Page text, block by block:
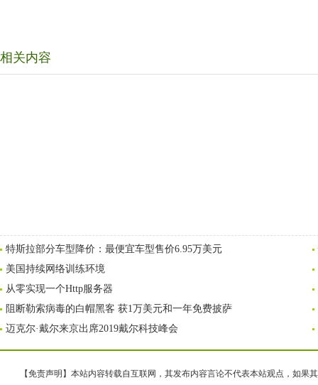
相关内容
特斯拉部分车型降价：最便宜车型售价6.95万美元
美国持续网络训练环境
从零实现一个Http服务器
阻断勒索病毒的白帽黑客 获1万美元和一年免费披萨
迈克尔·戴尔来京出席2019戴尔科技峰会
【免责声明】本站内容转载自互联网，其发布内容言论不代表本站观点，如果